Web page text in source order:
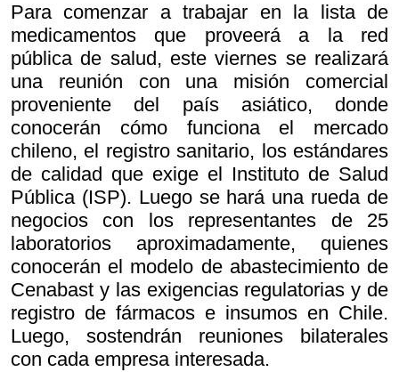
Para comenzar a trabajar en la lista de
medicamentos que proveerá a la red
pública de salud, este viernes se realizará
una reunión con una misión comercial
proveniente del país asiático, donde
conocerán cómo funciona el mercado
chileno, el registro sanitario, los estándares
de calidad que exige el Instituto de Salud
Pública (ISP). Luego se hará una rueda de
negocios con los representantes de 25
laboratorios aproximadamente, quienes
conocerán el modelo de abastecimiento de
Cenabast y las exigencias regulatorias y de
registro de fármacos e insumos en Chile.
Luego, sostendrán reuniones bilaterales
con cada empresa interesada.